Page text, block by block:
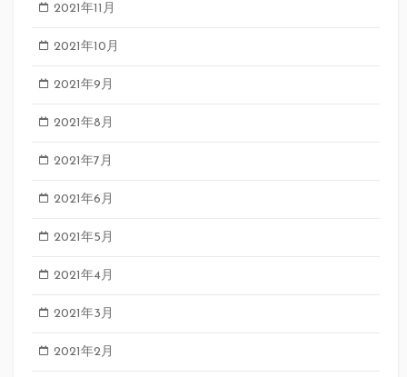
2021年11月
2021年10月
2021年9月
2021年8月
2021年7月
2021年6月
2021年5月
2021年4月
2021年3月
2021年2月